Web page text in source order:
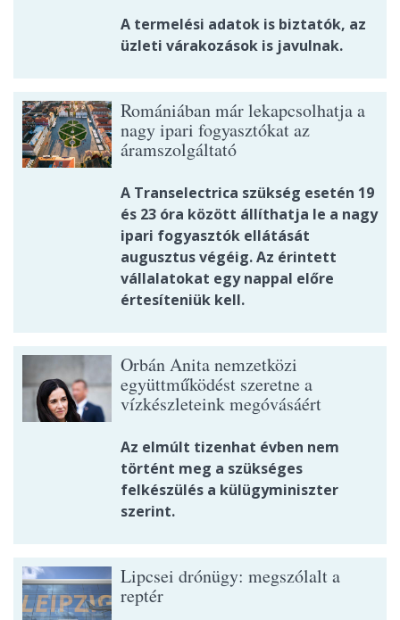
A termelési adatok is biztatók, az
üzleti várakozások is javulnak.
Romániában már lekapcsolhatja a
nagy ipari fogyasztókat az
áramszolgáltató
A Transelectrica szükség esetén 19
és 23 óra között állíthatja le a nagy
ipari fogyasztók ellátását
augusztus végéig. Az érintett
vállalatokat egy nappal előre
értesíteniük kell.
Orbán Anita nemzetközi
együttműködést szeretne a
vízkészleteink megóvásáért
Az elmúlt tizenhat évben nem
történt meg a szükséges
felkészülés a külügyminiszter
szerint.
Lipcsei drónügy: megszólalt a
reptér